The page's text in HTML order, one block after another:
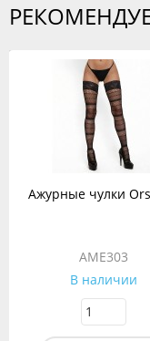
Ажурные чулки
AME303
В наличии